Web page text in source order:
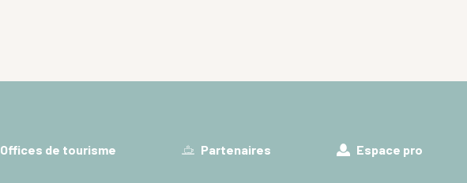
Offices de tourisme Partenaires Espace pro